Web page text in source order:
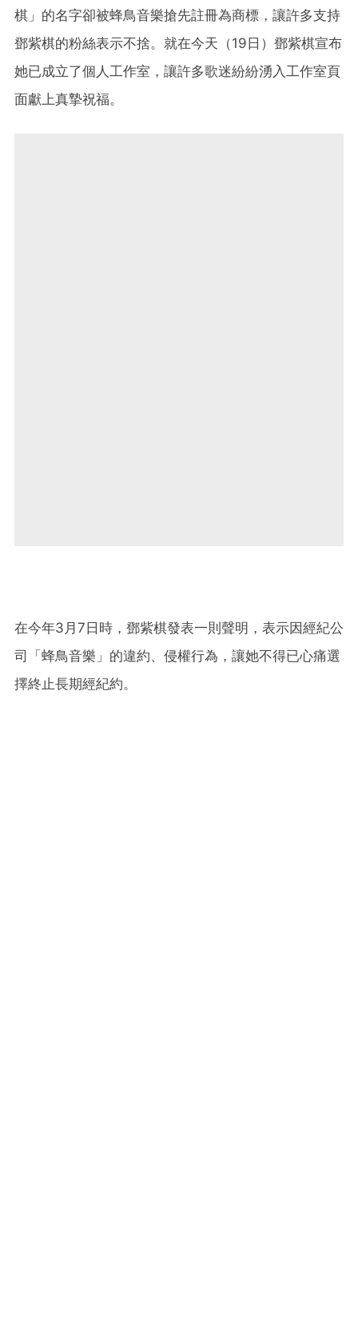
棋」的名字卻被蜂鳥音樂搶先註冊為商標，讓許多支持
鄧紫棋的粉絲表示不捨。就在今天（19日）鄧紫棋宣布
她已成立了個人工作室，讓許多歌迷紛紛湧入工作室頁
面獻上真摯祝福。
在今年3月7日時，鄧紫棋發表一則聲明，表示因經紀公
司「蜂鳥音樂」的違約、侵權行為，讓她不得已心痛選
擇終止長期經紀約。